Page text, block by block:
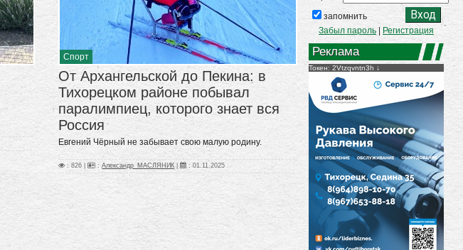
запомнить
Забыл пароль
Регистрация
Реклама
Токен: 2Vtzqvntn3h
Спорт
От Архангельской до Пекина: в
Тихорецком районе побывал
паралимпиец, которого знает вся
Россия
Евгений Чёрный не забывает свою малую родину.
: 826 | :Александр_МАСЛЯНИК | :01.11.2025